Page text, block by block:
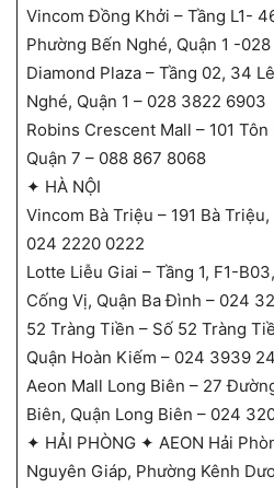
Vincom Đồng Khởi – Tầng L1-
Phường Bến Nghé, Quận 1 -
Diamond Plaza – Tầng 02, 34
Nghé, Quận 1 – 028 3822 6903
Robins Crescent Mall – 101
Quận 7 – 088 867 8068
✦ HÀ NỘI
Vincom Bà Triệu – 191 Bà
024 2220 0222
Lotte Liễu Giai – Tầng 1, F1-
Cống Vị, Quận Ba Đình – 024
52 Tràng Tiền – Số 52 Tràng
Quận Hoàn Kiếm – 024 3939
Aeon Mall Long Biên – 27
Biên, Quận Long Biên – 024
✦ HẢI PHÒNG ✦ AEON Hải
Nguyên Giáp, Phường Kênh